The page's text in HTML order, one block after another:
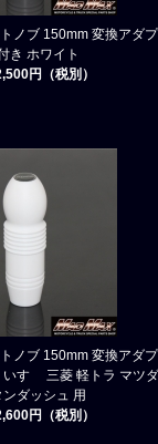
ノブ 150mm 変換アダプ
き ホワイト
円（税別）
ノブ 150mm 変換アダプ
すゞ 三菱 軽トラ マツダ
ンダッシュ 用
円（税別）